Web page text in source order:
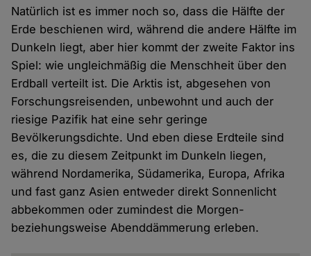
Natürlich ist es immer noch so, dass die Hälfte der
Erde beschienen wird, während die andere Hälfte im
Dunkeln liegt, aber hier kommt der zweite Faktor ins
Spiel: wie ungleichmäßig die Menschheit über den
Erdball verteilt ist. Die Arktis ist, abgesehen von
Forschungsreisenden, unbewohnt und auch der
riesige Pazifik hat eine sehr geringe
Bevölkerungsdichte. Und eben diese Erdteile sind
es, die zu diesem Zeitpunkt im Dunkeln liegen,
während Nordamerika, Südamerika, Europa, Afrika
und fast ganz Asien entweder direkt Sonnenlicht
abbekommen oder zumindest die Morgen-
beziehungsweise Abenddämmerung erleben.